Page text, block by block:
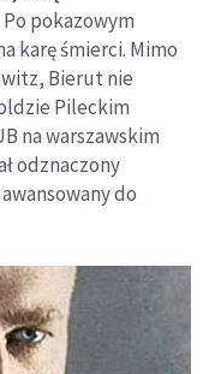
Po pokazowym
karę śmierci. Mimo
Bierut nie
Pileckim
na warszawskim
odznaczony
awansowany do